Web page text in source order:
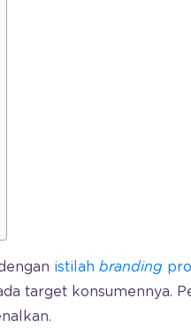
istilah branding
target konsumennya.